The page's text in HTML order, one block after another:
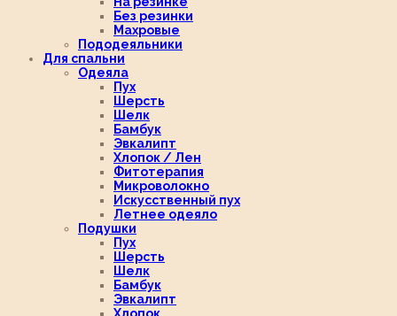
Без резинки
Махровые
Пододеяльники
Для спальни
Одеяла
Пух
Шерсть
Шелк
Бамбук
Эвкалипт
Хлопок / Лен
Фитотерапия
Микроволокно
Искусственный пух
Летнее одеяло
Подушки
Пух
Шерсть
Шелк
Бамбук
Эвкалипт
Хлопок